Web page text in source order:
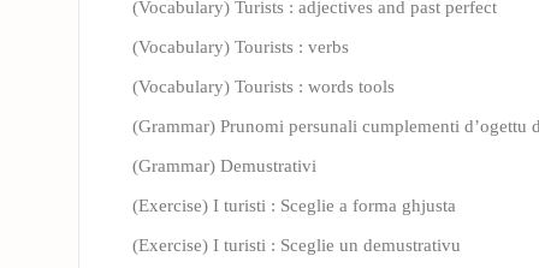
(Vocabulary) Turists : adjectives and past perfect
(Vocabulary) Tourists : verbs
(Vocabulary) Tourists : words tools
(Grammar) Prunomi persunali cumplementi d’ogettu
(Grammar) Demustrativi
(Exercise) I turisti : Sceglie a forma ghjusta
(Exercise) I turisti : Sceglie un demustrativu